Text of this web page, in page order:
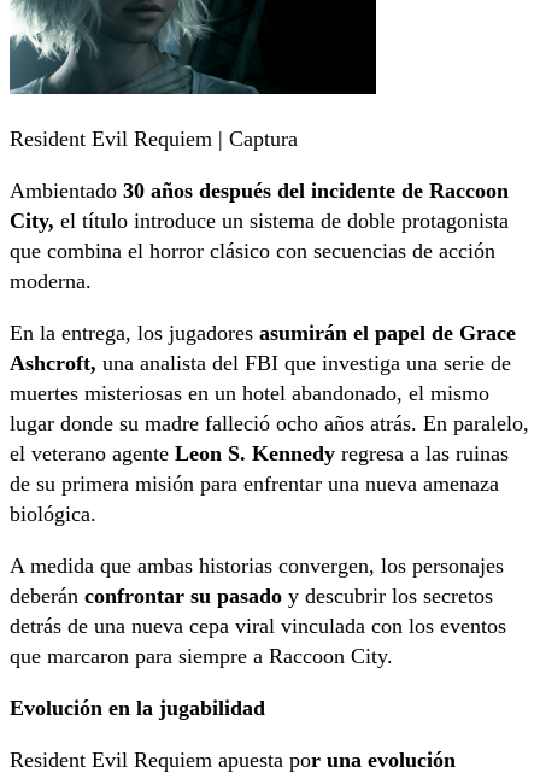
Resident Evil Requiem | Captura
Ambientado 30 años después del incidente de Raccoon
City, el título introduce un sistema de doble protagonista
que combina el horror clásico con secuencias de acción
moderna.
En la entrega, los jugadores asumirán el papel de Grace
Ashcroft, una analista del FBI que investiga una serie de
muertes misteriosas en un hotel abandonado, el mismo
lugar donde su madre falleció ocho años atrás. En paralelo,
el veterano agente Leon S. Kennedy regresa a las ruinas
de su primera misión para enfrentar una nueva amenaza
biológica.
A medida que ambas historias convergen, los personajes
deberán confrontar su pasado y descubrir los secretos
detrás de una nueva cepa viral vinculada con los eventos
que marcaron para siempre a Raccoon City.
Evolución en la jugabilidad
Resident Evil Requiem apuesta por una evolución